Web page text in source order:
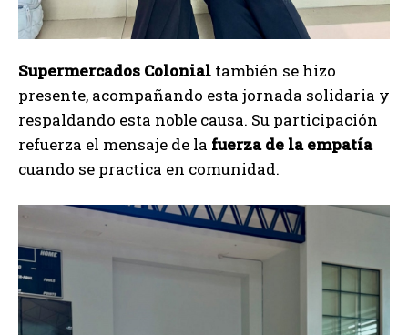
Supermercados Colonial también se hizo
presente, acompañando esta jornada solidaria y
respaldando esta noble causa. Su participación
refuerza el mensaje de la fuerza de la empatía
cuando se practica en comunidad.